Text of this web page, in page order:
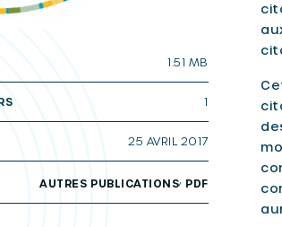
1.51 MB
1
25 AVRIL 2017
AUTRES PUBLICATIONS, PDF